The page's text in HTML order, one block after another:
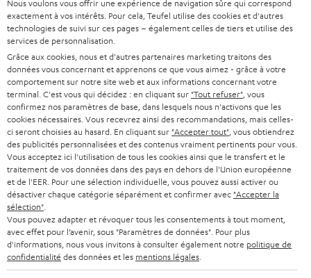
à
l
a
n
e
w
s
l
e
t
t
e
r
SYSTEMES COMPLETS HOME CINEMA
STEREO
SMART HOME
BLUETOOTH
CASQUES AUDIO
CASQUES BLUETOOTH AUDIO
SYSTEMES COMPLETS
ENCEINTES
SUPPORT
CARRIÈRE
PRESSE
B2B
BLOG
NEWSLETTER
MAGASINS
AVANTAGES D’ACHAT
L’HISTOIRE DE TEUFEL
Boutiques en ligne Teufel
AUTRICHE
SUISSE
PAYS-BAS
BELGIQUE
FRANCE
Nous voulons vous offrir une expérience de navigation sûre qui correspond
exactement à vos intérêts. Pour cela, Teufel utilise des cookies et d'autres
technologies de suivi sur ces pages – également celles de tiers et utilise des
services de personnalisation.
Grâce aux cookies, nous et d'autres partenaires marketing traitons des
données vous concernant et apprenons ce que vous aimez - grâce à votre
comportement sur notre site web et aux informations concernant votre
terminal. C'est vous qui décidez : en cliquant sur "Tout refuser" , vous
confirmez nos paramètres de base, dans lesquels nous n'activons que les
cookies nécessaires. Vous recevrez ainsi des recommandations, mais celles-
ci seront choisies au hasard. En cliquant sur "Accepter tout" , vous obtiendrez
des publicités personnalisées et des contenus vraiment pertinents pour vous.
Vous acceptez ici l'utilisation de tous les cookies ainsi que le transfert et le
traitement de vos données dans des pays en dehors de l'Union européenne
et de l'EER. Pour une sélection individuelle, vous pouvez aussi activer ou
désactiver chaque catégorie séparément et confirmer avec "Accepter la
sélection"
Vous pouvez adapter et révoquer tous les consentements à tout moment,
avec effet pour l’avenir, sous "Paramètres de données". Pour plus
d'informations, nous vous invitons à consulter également notre politique de
confidentialité des données et les mentions légales